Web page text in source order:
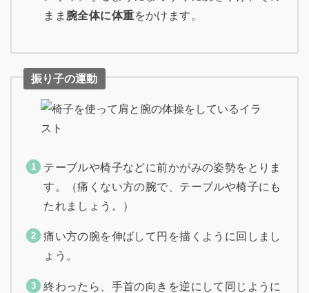
まま 腕全体に体重をかけます。
振り子の運動
テーブルや椅子などに前かがみの姿勢をとりま
す。（痛くない方の腕で、テーブルや椅子にも
たれましょう。）
痛い方の腕を伸ばして円を描くように回しまし
ょう。
終わったら、手首の向きを逆にして同じように